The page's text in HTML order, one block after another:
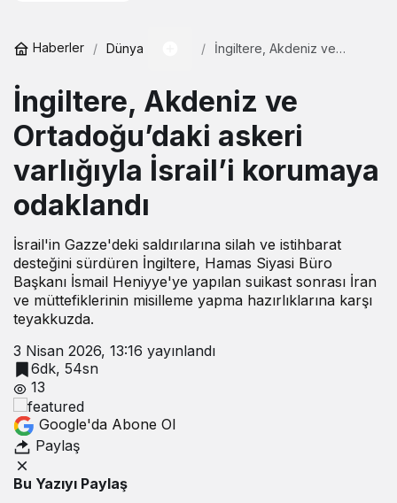
Haberler Dünya
İngiltere, Akdeniz ve
odaklandı
İngiltere, Akdeniz ve
Ortadoğu’daki askeri
varlığıyla İsrail’i korumaya
odaklandı
İsrail'in Gazze'deki saldırılarına silah ve istihbarat
desteğini sürdüren İngiltere, Hamas Siyasi Büro
Başkanı İsmail Heniyye'ye yapılan suikast sonrası İran
ve müttefiklerinin misilleme yapma hazırlıklarına karşı
teyakkuzda.
3 Nisan 2026, 13:16 yayınlandı
6dk, 54sn
13
Google'da Abone Ol
Paylaş
Bu Yazıyı Paylaş